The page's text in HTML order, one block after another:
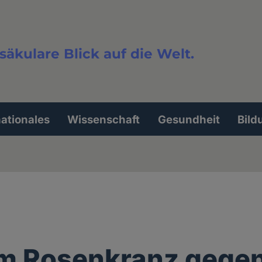
Blick auf die Welt.
Wissenschaft Gesundheit